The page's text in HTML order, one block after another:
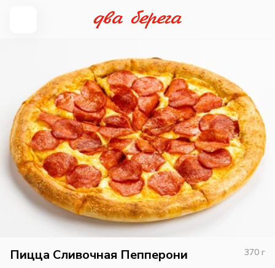
Пицца Сливочная Пепперони 370 г